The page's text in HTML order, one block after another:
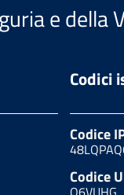
e della
Codici
Codice
Codice